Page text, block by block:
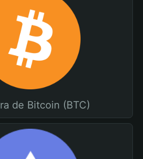
de Bitcoin (BTC)